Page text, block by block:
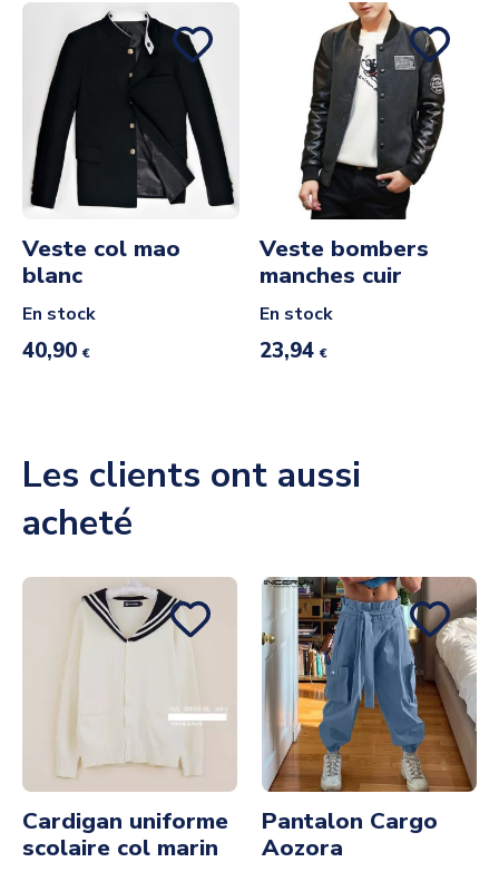
Veste col mao
blanc
En stock
40,90 €
Veste bombers
manches cuir
En stock
23,94 €
Les clients ont aussi
acheté
Cardigan uniforme
scolaire col marin
Pantalon Cargo
Aozora